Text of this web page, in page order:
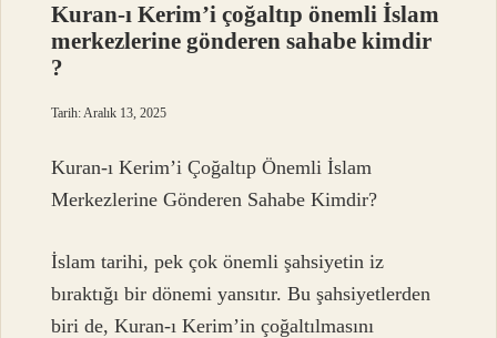
Kuran-ı Kerim’i çoğaltıp önemli İslam
merkezlerine gönderen sahabe kimdir
?
Tarih: Aralık 13, 2025
Kuran-ı Kerim’i Çoğaltıp Önemli İslam
Merkezlerine Gönderen Sahabe Kimdir?
İslam tarihi, pek çok önemli şahsiyetin iz
bıraktığı bir dönemi yansıtır. Bu şahsiyetlerden
biri de, Kuran-ı Kerim’in çoğaltılmasını